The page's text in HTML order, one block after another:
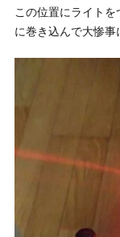
この位置にライト
に巻き込んで大惨事